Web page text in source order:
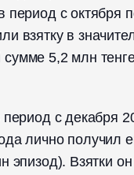
период с октября
взятку в
5,2 млн
с декабря
лично получил
эпизод). Взятки